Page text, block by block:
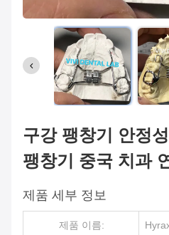
구강 팽창기 안정
팽창기 중국 치과
제품 세부 정보
제품 이름: